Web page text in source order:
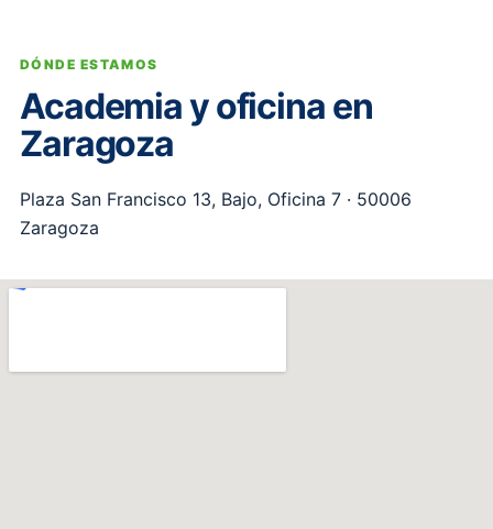
DÓNDE ESTAMOS
Academia y oficina en
Zaragoza
Plaza San Francisco 13, Bajo, Oficina 7 · 50006
Zaragoza